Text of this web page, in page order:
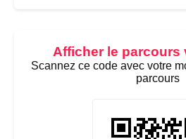
Afficher le parcours
Scannez ce code avec votre
parcours